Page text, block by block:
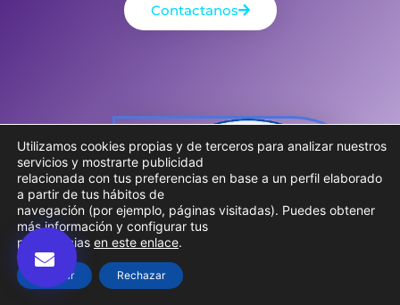
Contactanos
Utilizamos cookies propias y de terceros para analizar nuestros
servicios y mostrarte publicidad
relacionada con tus preferencias en base a un perfil elaborado
a partir de tus hábitos de
navegación (por ejemplo, páginas visitadas). Puedes obtener
más información y configurar tus
preferencias en este enlace.
Aceptar Rechazar